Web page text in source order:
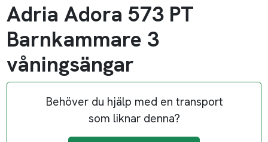
Adria Adora 573 PT
Barnkammare 3
våningsängar
Behöver du hjälp med en transport
som liknar denna?